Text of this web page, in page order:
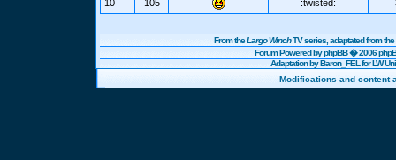
10
105 :twisted:
From theLargo WinchTV series, adaptated from
Forum Powered byphpBB� 2006
Adaptation by Baron_FEL for LW
Modifications and content